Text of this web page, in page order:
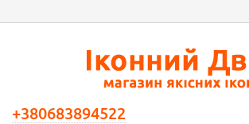
+380683894522